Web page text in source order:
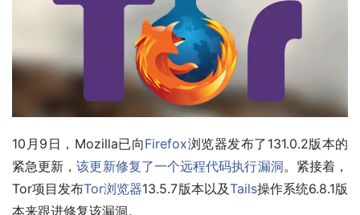
10月9日，Mozilla已向Firefox浏览器发布了131.0.2版本的
紧急更新，该更新修复了一个远程代码执行漏洞。紧接着，
Tor项目发布Tor浏览器13.5.7版本以及Tails操作系统6.8.1版
本来跟进修复该漏洞。